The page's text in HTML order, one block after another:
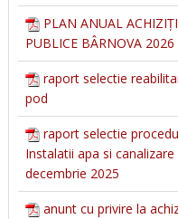
PLAN ANUAL
PUBLICE BÂRNOVA 2026
raport selectie
pod
raport selectie
Instalatii apa si canalizare
decembrie 2025
anunt cu privire la